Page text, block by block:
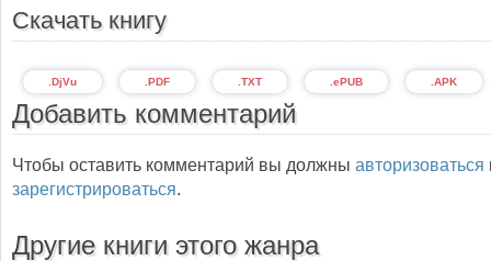
Скачать книгу
.APK
.ePUB
.TXT
.PDF
.DjVu
Добавить комментарий
Чтобы оставить комментарий вы должны авторизоваться
зарегистрироваться.
Другие книги этого жанра